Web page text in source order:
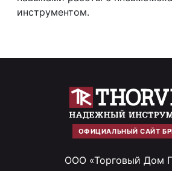
инструментом.
ОФИЦИАЛЬНЫЙ САЙТ
ООО «Торговый Дом